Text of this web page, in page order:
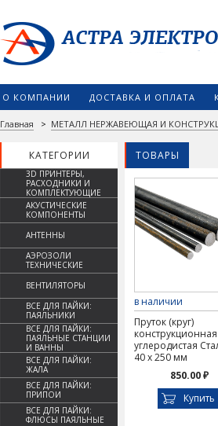
О КОМПАНИИ ДОСТАВКА И ОПЛАТА
Главная > МЕТАЛЛ НЕРЖАВЕЮЩАЯ И
КАТЕГОРИИ ТОВАРЫ
3D ПРИНТЕРЫ,
РАСХОДНИКИ И
КОМПЛЕКТУЮЩИЕ
АКУСТИЧЕСКИЕ
КОМПОНЕНТЫ
АНТЕННЫ
АЭРОЗОЛИ
ТЕХНИЧЕСКИЕ
ВЕНТИЛЯТОРЫ
ВСЕ ДЛЯ ПАЙКИ:
ПАЯЛЬНИКИ
ВСЕ ДЛЯ ПАЙКИ:
ПАЯЛЬНЫЕ СТАНЦИИ
И ВАННЫ
ВСЕ ДЛЯ ПАЙКИ:
ЖАЛА
ВСЕ ДЛЯ ПАЙКИ:
ПРИПОИ
ВСЕ ДЛЯ ПАЙКИ:
ФЛЮСЫ ПАЯЛЬНЫЕ
в наличии
Пруток (круг)
конструкционная
углеродистая
40 х 250 мм
850.00 ₽
Купить